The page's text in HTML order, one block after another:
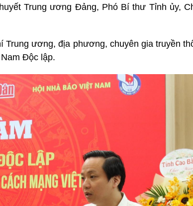
Trung ương Đảng, Phó Bí thư Tỉnh ủy,
Trung ương, địa phương, chuyên gia truyền
Độc lập.